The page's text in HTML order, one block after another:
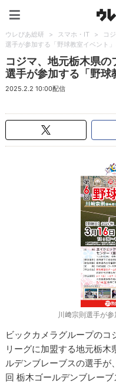
ウレぴあ総研 > スマホ・IT >
コ
選手が参加する「野球教室イベント
コジマ、地元栃木県の
選手が参加する「野球
2025.2.2 10:00配信
川﨑宗則選手が参
ビックカメラグループの
リーグに加盟する地元栃
ルデンブレーブスの選手
回 栃木ゴールデンブレー